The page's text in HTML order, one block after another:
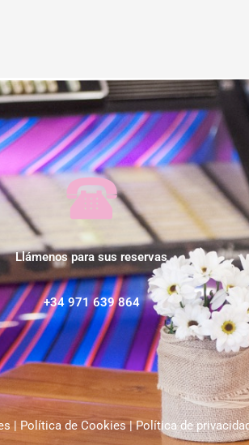
Llámenos para sus reservas
+34 971 639 864
| Política de Cookies|Política de privacidad